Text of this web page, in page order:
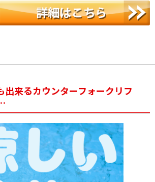
出来るカウンターフォークリフ